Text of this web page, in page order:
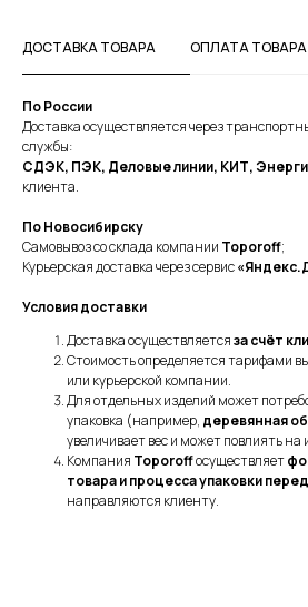
ДОСТАВКА ТОВАРА ОПЛАТА ТОВАРА
По России
Доставка осуществляется через
службы:
СДЭК, ПЭК, Деловые линии, КИТ,
клиента.
По Новосибирску
Самовывоз со склада компании Toporoff;
Курьерская доставка через сервис
Условия доставки
Доставка осуществляетсяза счёт
Стоимость определяется тарифами
или курьерской компании.
Для отдельных изделий может
упаковка (например, деревянная
увеличивает вес и может повлиять на
Компания Toporoffосуществляет
товара и процесса упаковки
направляются клиенту.